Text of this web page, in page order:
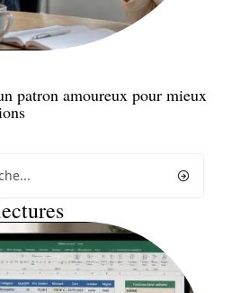
patron amoureux pour mieux